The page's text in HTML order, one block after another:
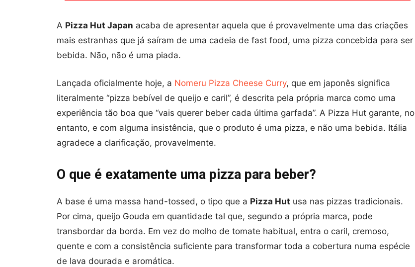
A Pizza Hut Japan acaba de apresentar aquela que é provavelmente uma das criações
mais estranhas que já saíram de uma cadeia de fast food, uma pizza concebida para ser
bebida. Não, não é uma piada.
Lançada oficialmente hoje, a Nomeru Pizza Cheese Curry, que em japonês significa
literalmente “pizza bebível de queijo e caril”, é descrita pela própria marca como uma
experiência tão boa que “vais querer beber cada última garfada”. A Pizza Hut garante, no
entanto, e com alguma insistência, que o produto é uma pizza, e não uma bebida. Itália
agradece a clarificação, provavelmente.
O que é exatamente uma pizza para beber?
A base é uma massa hand-tossed, o tipo que a Pizza Hut usa nas pizzas tradicionais.
Por cima, queijo Gouda em quantidade tal que, segundo a própria marca, pode
transbordar da borda. Em vez do molho de tomate habitual, entra o caril, cremoso,
quente e com a consistência suficiente para transformar toda a cobertura numa espécie
de lava dourada e aromática.